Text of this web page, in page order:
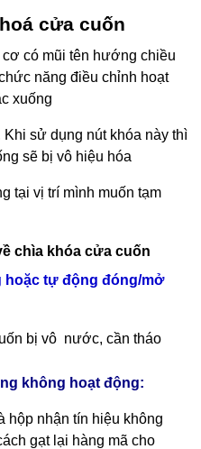
cửa cuốn
có mũi tên hướng chiều
năng điều chỉnh hoạt
xuống
sử dụng nút khóa này thì
sẽ bị vô hiệu hóa
tại vị trí mình muốn tạm
chìa khóa cửa cuốn
hoặc tự động đóng/mở
bị vô nước, cần tháo
không hoạt động:
hộp nhận tín hiệu không
gạt lại hàng mã cho